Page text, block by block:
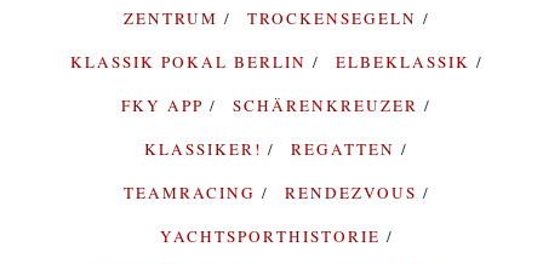
ZENTRUM
TROCKENSEGELN
KLASSIK POKAL BERLIN
ELBEKLASSIK
FKY APP
SCHÄRENKREUZER
KLASSIKER!
REGATTEN
TEAMRACING
RENDEZVOUS
YACHTSPORTHISTORIE